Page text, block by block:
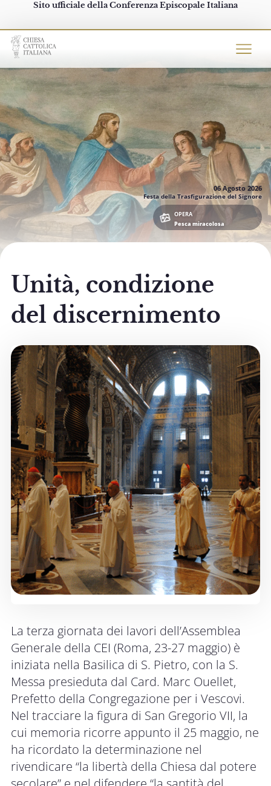
Sito ufficiale della Conferenza Episcopale Italiana
Chiesacattolica.it
06 Agosto 2026
Festa della Trasfigurazione del Signore
OPERA
Pesca miracolosa
Unità, condizione
del discernimento
La terza giornata dei lavori dell’Assemblea
Generale della CEI (Roma, 23-27 maggio) è
iniziata nella Basilica di S. Pietro, con la S.
Messa presieduta dal Card. Marc Ouellet,
Prefetto della Congregazione per i Vescovi.
Nel tracciare la figura di San Gregorio VII, la
cui memoria ricorre appunto il 25 maggio, ne
ha ricordato la determinazione nel
rivendicare “la libertà della Chiesa dal potere